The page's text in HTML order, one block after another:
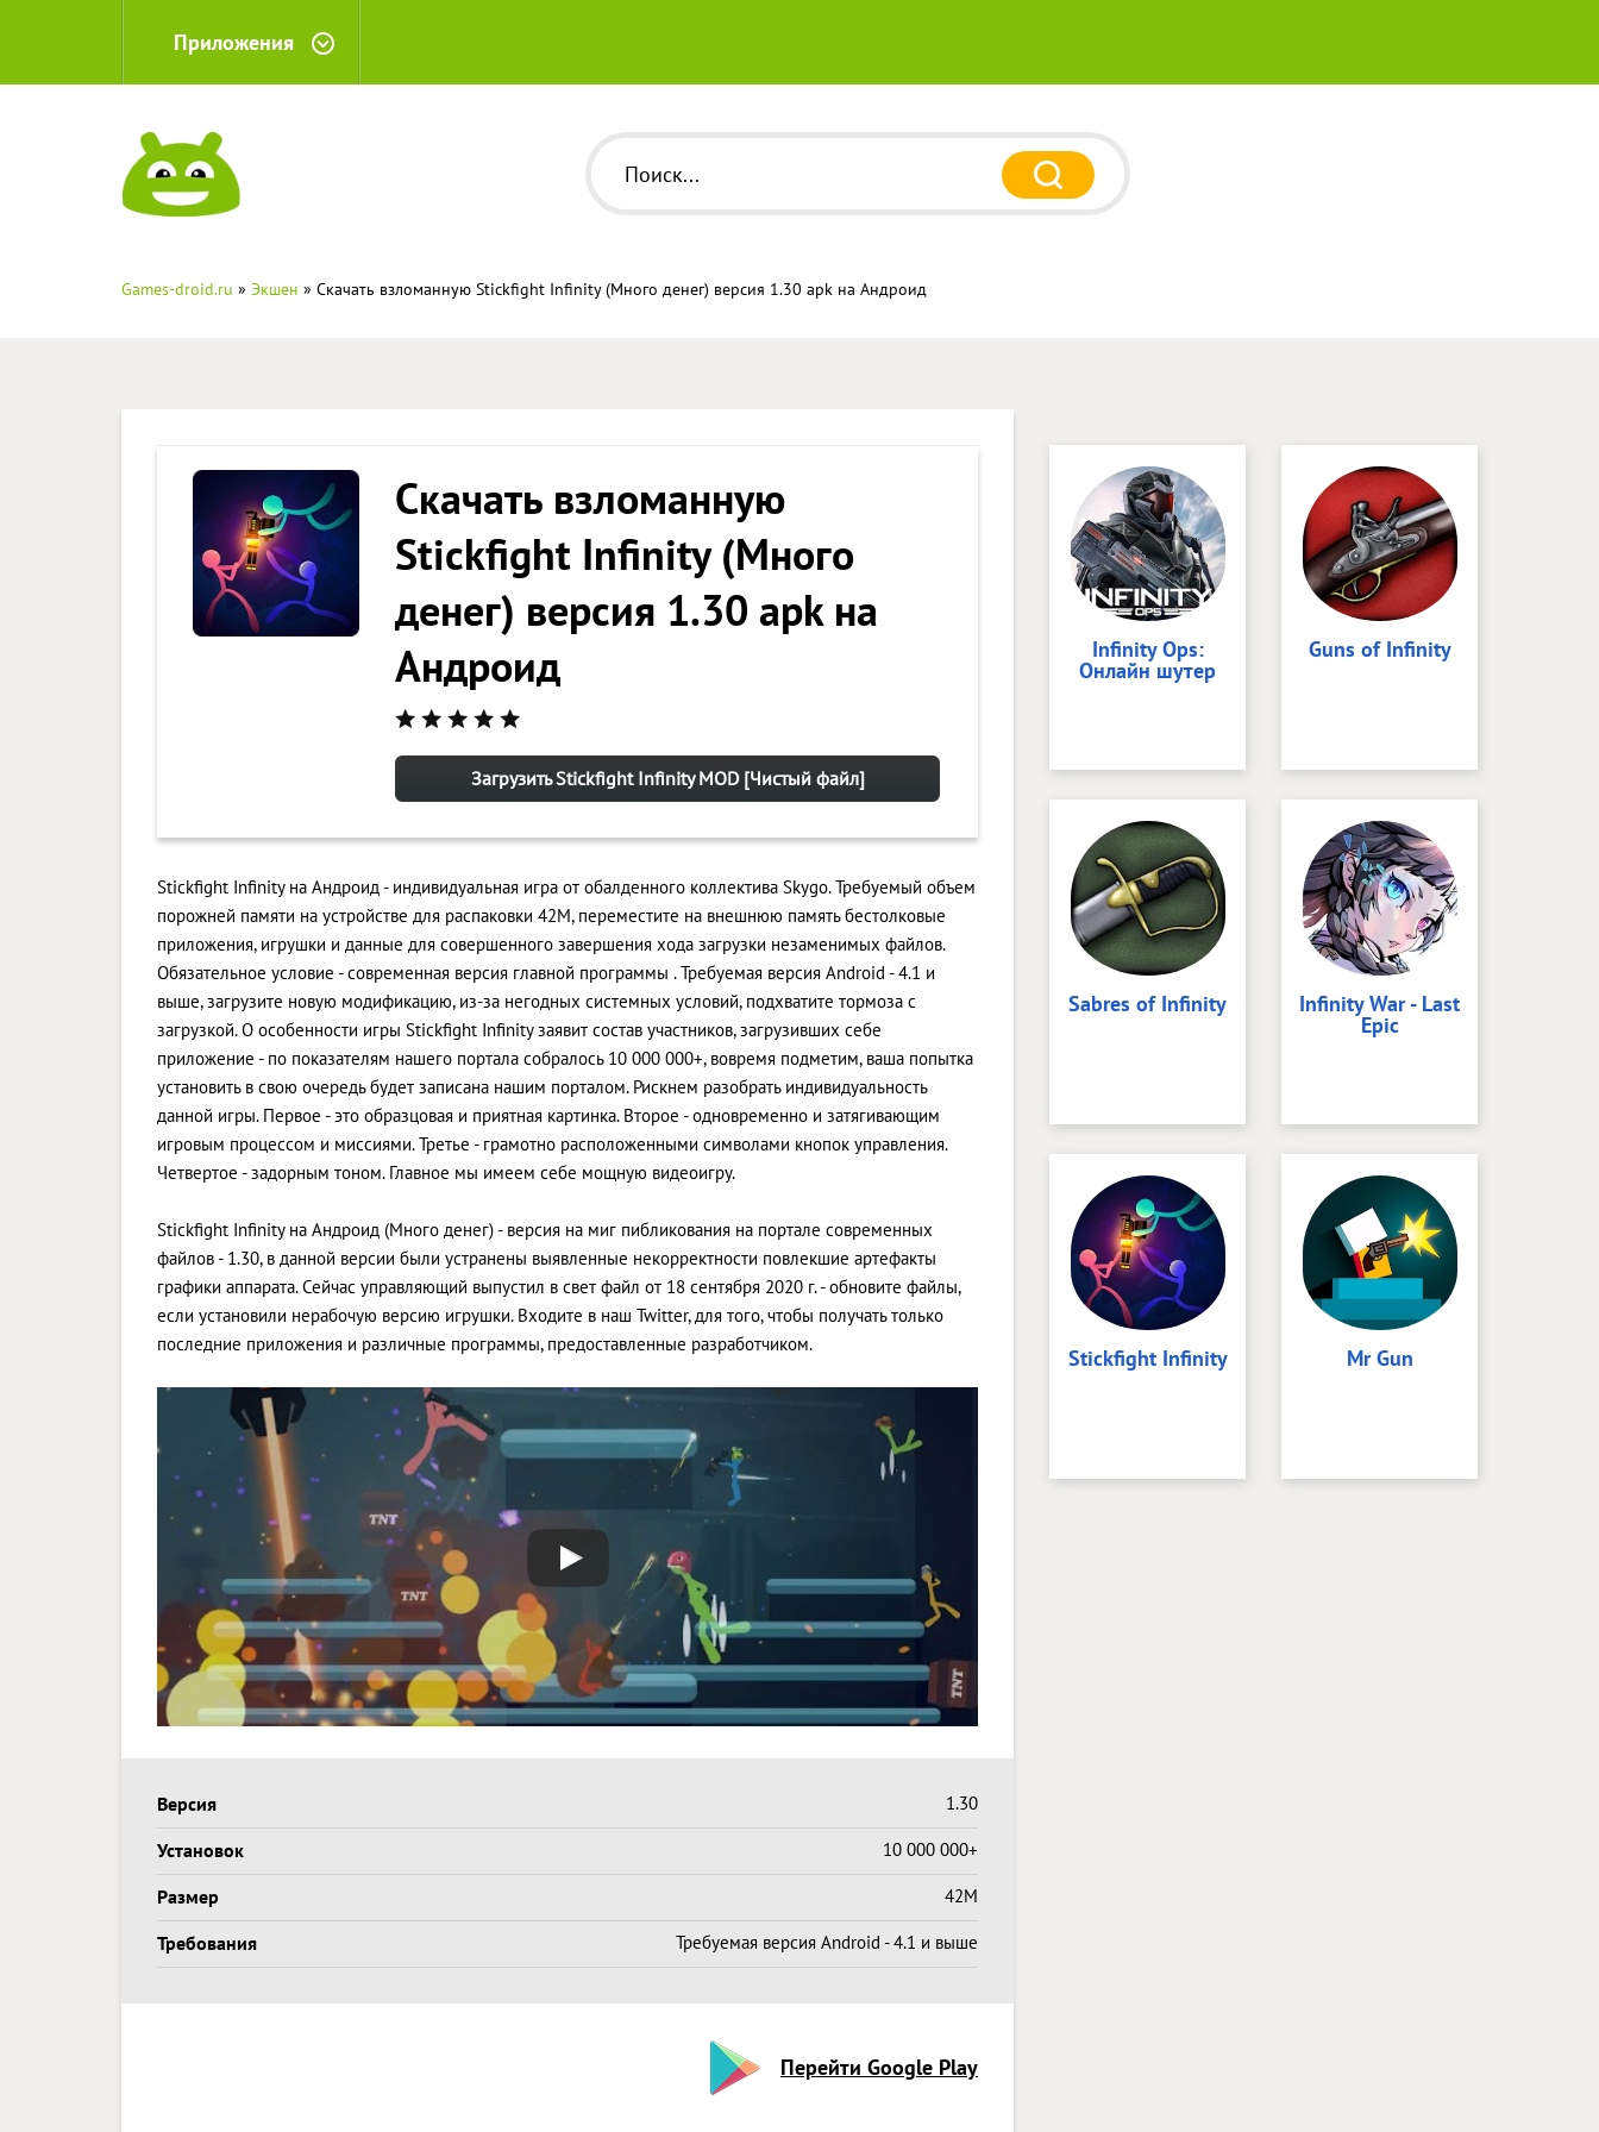
Приложения
Games-droid.ru » Экшен » Скачать взломанную Stickfight Infinity (Много денег) версия 1.30 apk на Андроид
Скачать взломанную
Stickfight Infinity (Много
денег) версия 1.30 apk на
Андроид
Загрузить Stickfight Infinity MOD [Чистый файл]
Stickfight Infinity на Андроид - индивидуальная игра от обалденного коллектива Skygo. Требуемый объем
порожней памяти на устройстве для распаковки 42M, переместите на внешнюю память бестолковые
приложения, игрушки и данные для совершенного завершения хода загрузки незаменимых файлов.
Обязательное условие - современная версия главной программы . Требуемая версия Android - 4.1 и
выше, загрузите новую модификацию, из-за негодных системных условий, подхватите тормоза с
загрузкой. О особенности игры Stickfight Infinity заявит состав участников, загрузивших себе
приложение - по показателям нашего портала собралось 10 000 000+, вовремя подметим, ваша попытка
установить в свою очередь будет записана нашим порталом. Рискнем разобрать индивидуальность
данной игры. Первое - это образцовая и приятная картинка. Второе - одновременно и затягивающим
игровым процессом и миссиями. Третье - грамотно расположенными символами кнопок управления.
Четвертое - задорным тоном. Главное мы имеем себе мощную видеоигру.
Stickfight Infinity на Андроид (Много денег) - версия на миг пибликования на портале современных
файлов - 1.30, в данной версии были устранены выявленные некорректности повлекшие артефакты
графики аппарата. Сейчас управляющий выпустил в свет файл от 18 сентября 2020 г. - обновите файлы,
если установили нерабочую версию игрушки. Входите в наш Twitter, для того, чтобы получать только
последние приложения и различные программы, предоставленные разработчиком.
Версия 1.30
Установок 10 000 000+
Размер 42M
Требования Требуемая версия Android - 4.1 и выше
Перейти Google Play
Infinity Ops:
Онлайн шутер
Guns of Infinity
Sabres of Infinity Infinity War - Last
Epic
Stickfight Infinity Mr Gun